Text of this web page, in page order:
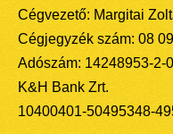
Cégvezető: Margitai
Cégjegyzék szám: 08
Adószám: 14248953-2-
K&H Bank Zrt.
10400401-50495348-